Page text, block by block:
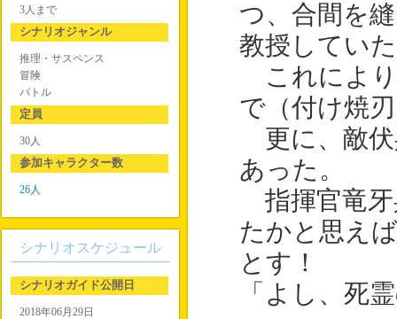
つ、合間を
教授してい
これにより
で（付け焼
更に、敵伏
あった。
指揮官竜牙
たかと思え
とす！
「よし、死
3人まで
シナリオジャンル
推理・サスペンス
冒険
バトル
定員
30人
参加キャラクター数
26人
シナリオスケジュール
シナリオガイド公開日
2018年06月29日